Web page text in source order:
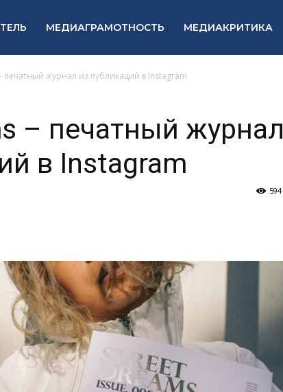
МЕДИАГРАМОТНОСТЬ МЕДИАКРИТИКА
печатный журнал из публикаций в Instagram
– печатный журнал
в Instagram
594